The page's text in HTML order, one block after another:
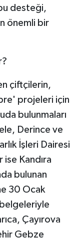
desteği,
önemli bir
çiftçilerin,
projeleri için
bulunmaları
Derince ve
İşleri Dairesi
ise Kandıra
bulunan
30 Ocak
Çayırova
Gebze